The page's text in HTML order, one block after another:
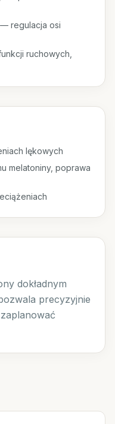
— regulacja osi
ruchowych,
lękowych
melatoniny, poprawa
dokładnym
precyzyjnie